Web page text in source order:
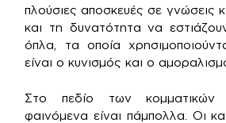
πλούσιες αποσκευές σε γνώσεις
και τη δυνατότητα να
όπλα, τα οποία
είναι ο κυνισμός και ο
Στο πεδίο των κομματικών
φαινόμενα είναι πάμπολλα. Οι